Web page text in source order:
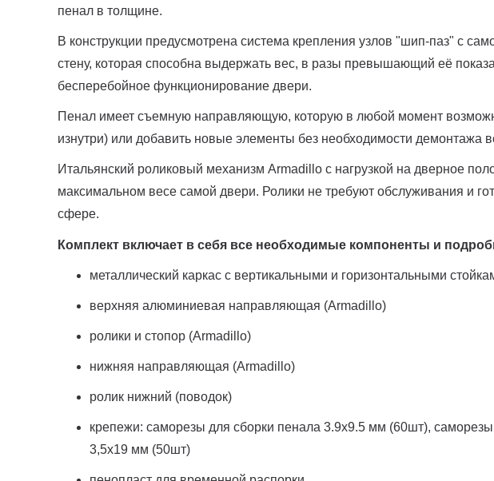
пенал в толщине.
В конструкции предусмотрена система крепления узлов "шип-паз" с
стену, которая способна выдержать вес, в разы превышающий её
бесперебойное функционирование двери.
Пенал имеет съемную направляющую, которую в любой момент
изнутри) или добавить новые элементы без необходимости демонтажа
Итальянский роликовый механизм Armadillo с нагрузкой на дверное
максимальном весе самой двери. Ролики не требуют обслуживания и
сфере.
Комплект включает в себя все необходимые компоненты и
металлический каркас с вертикальными и горизонтальными
верхняя алюминиевая направляющая (Armadillo)
ролики и стопор (Armadillo)
нижняя направляющая (Armadillo)
ролик нижний (поводок)
крепежи: саморезы для сборки пенала 3.9х9.5 мм (60шт),
3,5х19 мм (50шт)